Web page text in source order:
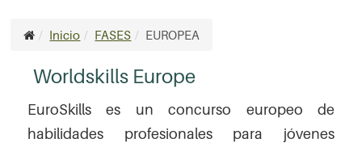
Inicio FASES EUROPEA
Worldskills Europe
EuroSkills es un concurso europeo de
habilidades profesionales para jóvenes